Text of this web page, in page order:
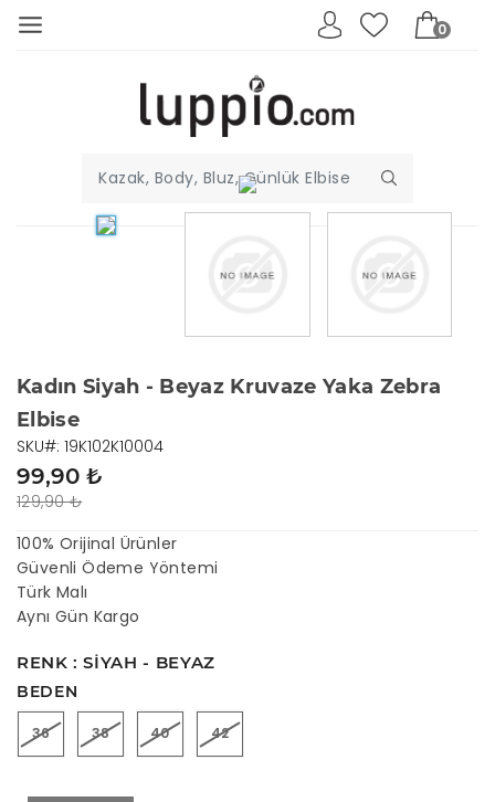
0
Kadın Siyah - Beyaz Kruvaze Yaka Zebra
Elbise
129,90 ₺
99,90 ₺
SKU#: 19K102K10004
100% Orijinal Ürünler
Güvenli Ödeme Yöntemi
Türk Malı
Aynı Gün Kargo
RENK : SIYAH - BEYAZ
BEDEN
36 38 40 42